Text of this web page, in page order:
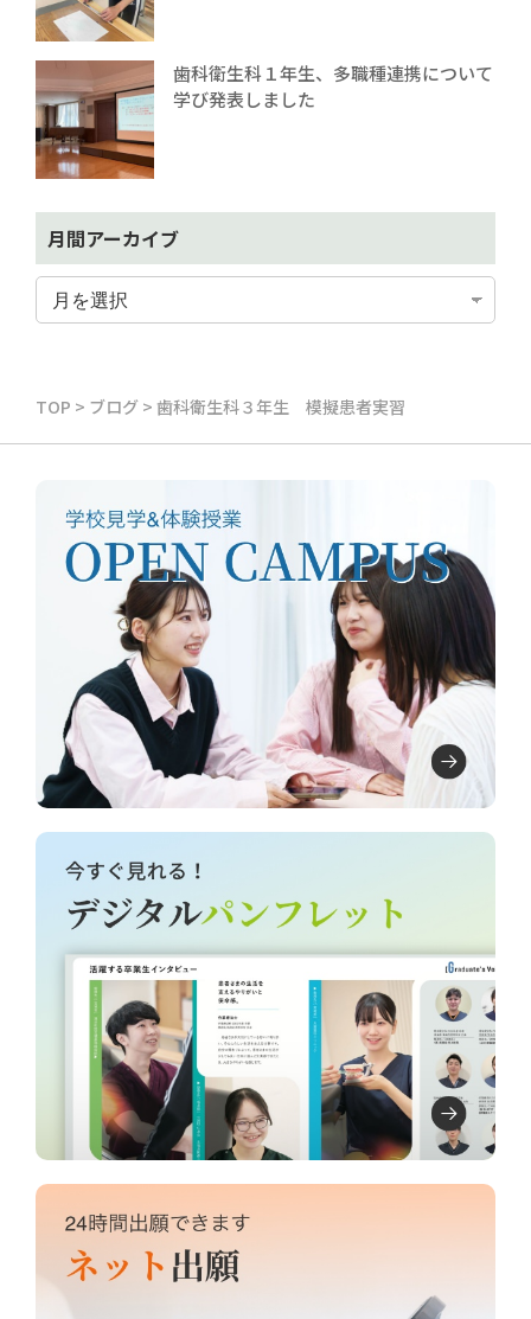
歯科衛生科１年生、多職種連携について
学び発表しました
月間アーカイブ
TOP > ブログ > 歯科衛生科３年生 模擬患者実習